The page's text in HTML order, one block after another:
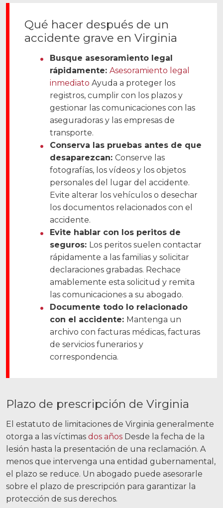
Noticias
Videos
Ubicaciones
Richmond, VA
Charlottesville, VA
Chesterfield, VA
Fredericksburg, VA
Stafford, VA
Petersburg, VA
Mechanicsville, VA
Contáctenos
Carreras
English
Blog
Testimonios
Resultados
Español
Facebook
GorjeoLinkedInYouTubeInstagram
Qué hacer después de un
accidente grave en Virginia
Busque asesoramiento legal
rápidamente: Asesoramiento legal
inmediato Ayuda a proteger los
registros, cumplir con los plazos y
gestionar las comunicaciones con las
aseguradoras y las empresas de
transporte.
Conserva las pruebas antes de que
desaparezcan: Conserve las
fotografías, los vídeos y los objetos
personales del lugar del accidente.
Evite alterar los vehículos o desechar
los documentos relacionados con el
accidente.
Evite hablar con los peritos de
seguros: Los peritos suelen contactar
rápidamente a las familias y solicitar
declaraciones grabadas. Rechace
amablemente esta solicitud y remita
las comunicaciones a su abogado.
Documente todo lo relacionado
con el accidente: Mantenga un
archivo con facturas médicas, facturas
de servicios funerarios y
correspondencia.
Plazo de prescripción de Virginia
El estatuto de limitaciones de Virginia generalmente
otorga a las víctimas dos años Desde la fecha de la
lesión hasta la presentación de una reclamación. A
menos que intervenga una entidad gubernamental,
el plazo se reduce. Un abogado puede asesorarle
sobre el plazo de prescripción para garantizar la
protección de sus derechos.